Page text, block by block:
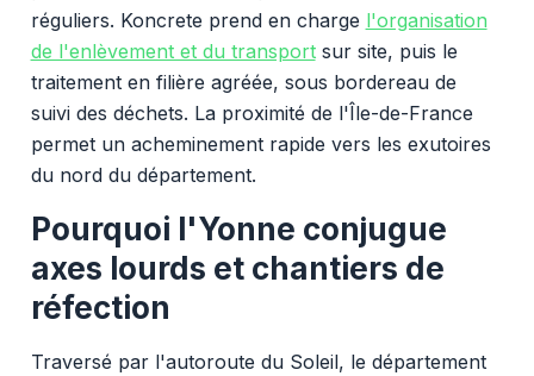
réguliers. Koncrete prend en charge l'organisation
de l'enlèvement et du transportsur site, puis le
traitement en filière agréée, sous bordereau de
suivi des déchets. La proximité de l'Île-de-France
permet un acheminement rapide vers les exutoires
du nord du département.
Pourquoi l'Yonne conjugue
axes lourds et chantiers de
réfection
Traversé par l'autoroute du Soleil, le département